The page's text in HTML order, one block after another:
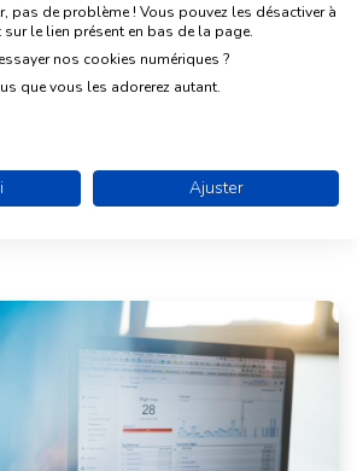
booster le
pas de problème ! Vous pouvez les désactiver à
le lien présent en bas de la page.
nos cookies numériques ?
que vous les adorerez autant.
Ajuster